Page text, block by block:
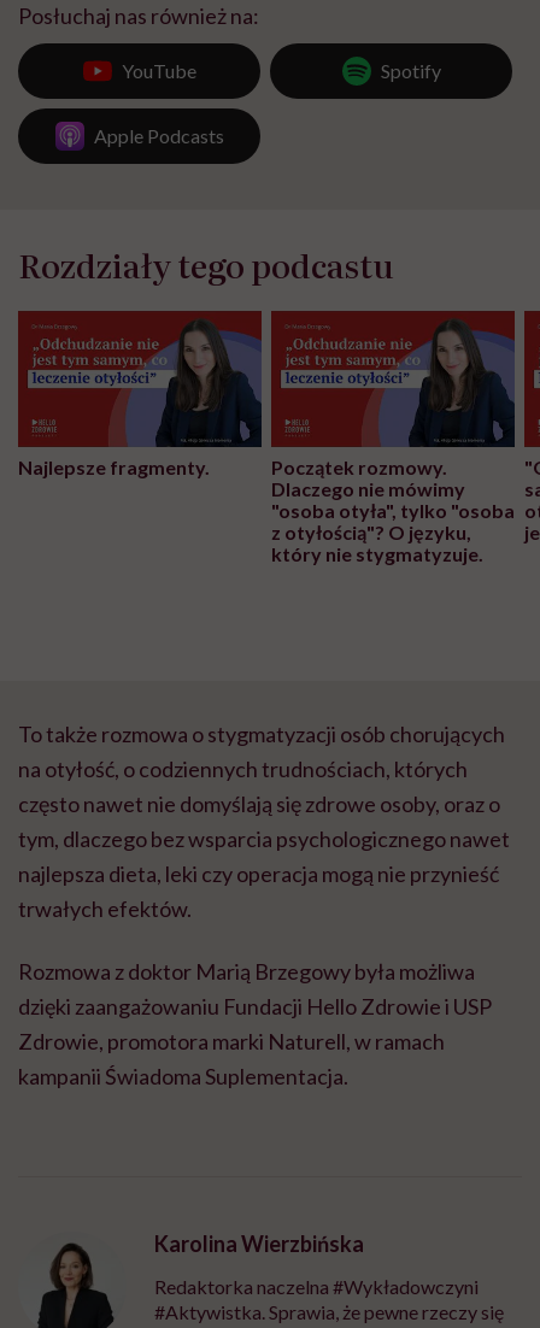
Posłuchaj nas również na:
YouTube Spotify
Apple Podcasts
Rozdziały tego podcastu
Najlepsze fragmenty.
Początek rozmowy.
Dlaczego nie mówimy
"osoba otyła", tylko "osoba
z otyłością"? O języku,
który nie stygmatyzuje.
To także rozmowa o stygmatyzacji osób chorujących
na otyłość, o codziennych trudnościach, których
często nawet nie domyślają się zdrowe osoby, oraz o
tym, dlaczego bez wsparcia psychologicznego nawet
najlepsza dieta, leki czy operacja mogą nie przynieść
trwałych efektów.
Rozmowa z doktor Marią Brzegowy była możliwa
dzięki zaangażowaniu Fundacji Hello Zdrowie i USP
Zdrowie, promotora marki Naturell, w ramach
kampanii Świadoma Suplementacja.
Karolina Wierzbińska
Redaktorka naczelna #Wykładowczyni
#Aktywistka. Sprawia, że pewne rzeczy się